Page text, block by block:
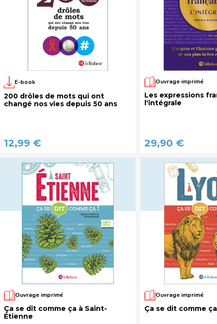
E-book
200 drôles de mots qui ont
changé nos vies depuis 50 ans
12,99 €
Ouvrage imprimé
Les expressions
l'intégrale
29,90 €
Ouvrage imprimé
Ça se dit comme ça à Saint-
Étienne
Ouvrage imprimé
Ça se dit comme